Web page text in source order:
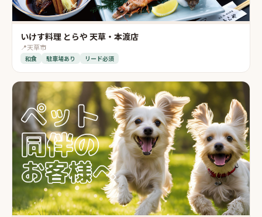
いけす料理 とらや 天草・本渡店
📍天草市
和食 駐車場あり リード必須